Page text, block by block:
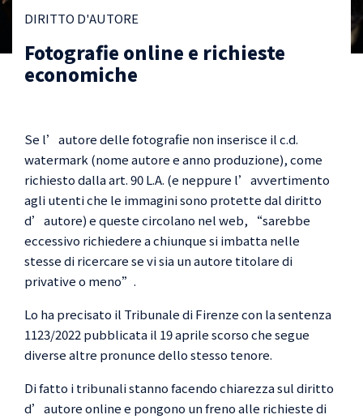
19.09.2022
DIRITTO D'AUTORE
Fotografie online e richieste
economiche
Se l’autore delle fotografie non inserisce il c.d.
watermark (nome autore e anno produzione), come
richiesto dalla art. 90 L.A. (e neppure l’avvertimento
agli utenti che le immagini sono protette dal diritto
d’autore) e queste circolano nel web, “sarebbe
eccessivo richiedere a chiunque si imbatta nelle
stesse di ricercare se vi sia un autore titolare di
privative o meno”.
Lo ha precisato il Tribunale di Firenze con la sentenza
1123/2022 pubblicata il 19 aprile scorso che segue
diverse altre pronunce dello stesso tenore.
Di fatto i tribunali stanno facendo chiarezza sul diritto
d’autore online e pongono un freno alle richieste di